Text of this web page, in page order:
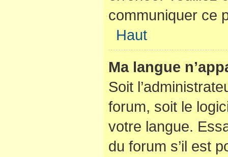
communiquer ce
Haut
Ma langue
Soit
forum, soit le
votre langue.
du forum s’il est